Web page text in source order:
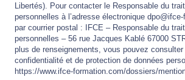
Libertés). Pour contacter le Responsable du
personnelles à l’adresse électronique
par courrier postal : IFCE – Responsable du
personnelles – 56 rue Jacques Kablé 67000
plus de renseignements, vous pouvez
confidentialité et de protection de données
https://www.ifce-formation.com/dossiers/